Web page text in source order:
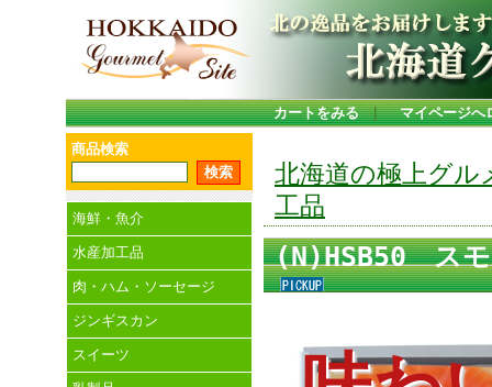
カートをみる｜ マイページへ
商品検索
海鮮・魚介
水産加工品
肉・ハム・ソーセージ
ジンギスカン
スイーツ
北海道の極上グル
工品
(N)HSB50 スモ